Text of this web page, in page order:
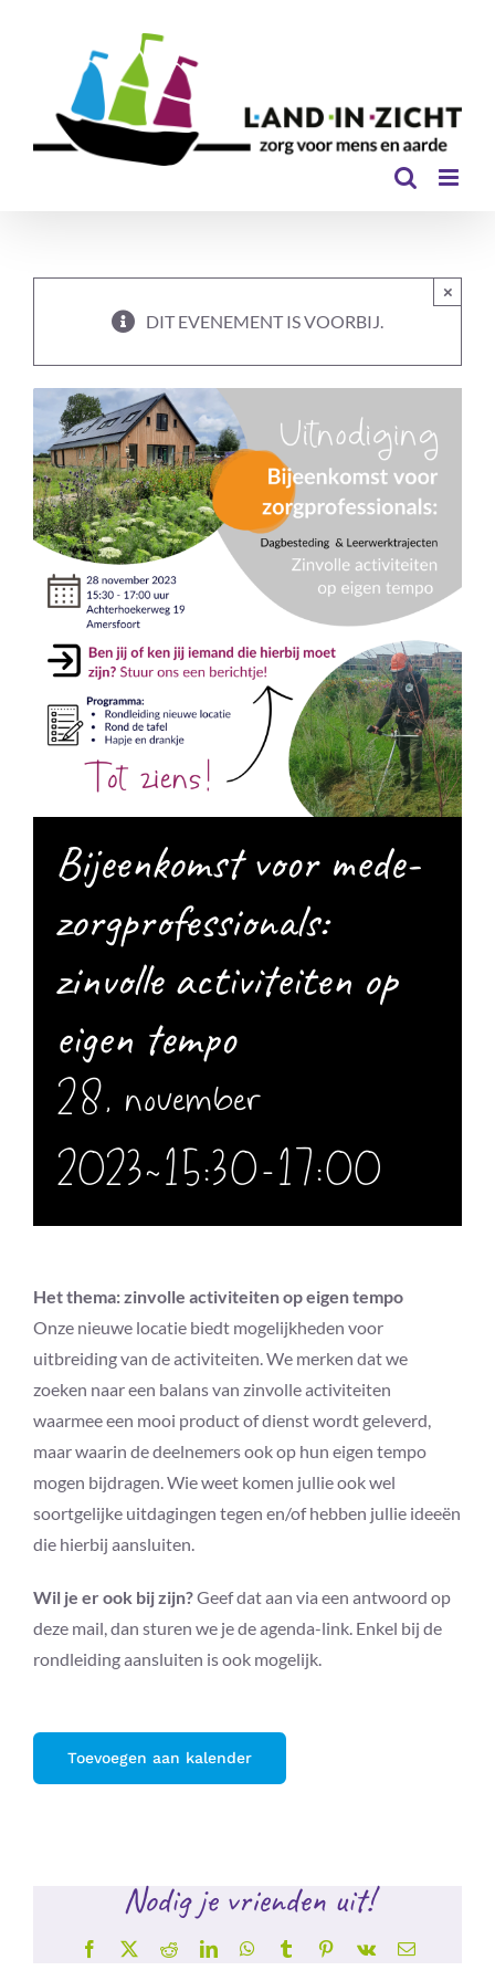
DIT EVENEMENT IS VOORBIJ.
×
Bijeenkomst voor mede-
zorgprofessionals:
zinvolle activiteiten op
eigen tempo
28, november
2023~15:30-17:00
Het thema: zinvolle activiteiten op eigen tempo
Onze nieuwe locatie biedt mogelijkheden voor
uitbreiding van de activiteiten. We merken dat we
zoeken naar een balans van zinvolle activiteiten
waarmee een mooi product of dienst wordt geleverd,
maar waarin de deelnemers ook op hun eigen tempo
mogen bijdragen. Wie weet komen jullie ook wel
soortgelijke uitdagingen tegen en/of hebben jullie ideeën
die hierbij aansluiten.
Wil je er ook bij zijn?Geef dat aan via een antwoord op
deze mail, dan sturen we je de agenda-link. Enkel bij de
rondleiding aansluiten is ook mogelijk.
Toevoegen aan kalender
Nodig je vrienden uit!
Facebook
X RedditLinkedInWhatsApp
TumblrPinterest
Vk
E-